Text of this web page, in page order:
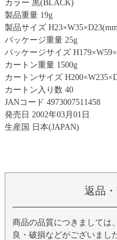
カラー 黒(BLACK)
製品重量 19g
製品サイズ
パッケージ重量 25g
パッケージサイズ
カートン重量 1500g
カートンサイズ
カートン入り数 40
JANコード 4973007511458
発売日 2002年03月01日
生産国 日本(JAPAN)
返品
商品の品質につきましては
良・破損などがございまし